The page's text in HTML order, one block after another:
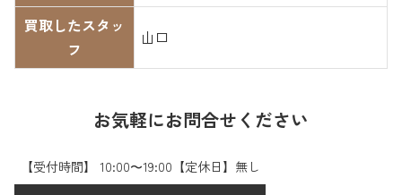
買取したスタッ
フ
山口
お気軽にお問合せください
【受付時間】 10:00〜19:00【定休日】無し